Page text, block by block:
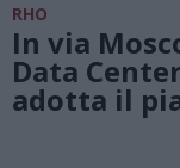
RHO
In via
Data
adotta il